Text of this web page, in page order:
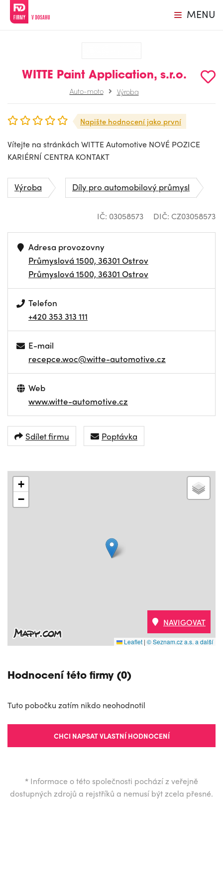
MENU
WITTE Paint Application, s.r.o.
Auto-moto Výroba
Napište hodnocení jako první
Vítejte na stránkách WITTE Automotive NOVÉ POZICE
KARIÉRNÍ CENTRA KONTAKT
Výroba Díly pro automobilový průmysl
IČ: 03058573 DIČ: CZ03058573
Adresa provozovny
Průmyslová 1500, 36301 Ostrov
Průmyslová 1500, 36301 Ostrov
Telefon
+420 353 313 111
E-mail
recepce.woc@witte-automotive.cz
Web
www.witte-automotive.cz
Sdílet firmu Poptávka
+
−
Leaflet | © Seznam.cz a.s. a další
NAVIGOVAT
Hodnocení této firmy (0)
Tuto pobočku zatím nikdo neohodnotil
CHCI NAPSAT VLASTNÍ HODNOCENÍ
* Informace o této společnosti pochází z veřejně
dostupných zdrojů a rejstříků a nemusí být zcela přesné.